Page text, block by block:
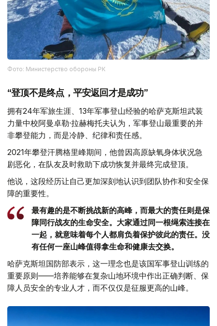
Фото: Министерство обороны РК
“登顶不是终点，平安返回才是成功”
拥有24年军旅生涯、13年军事登山经验的哈萨克斯坦武装
力量中校阿曼卓勒·拉赫梅托夫认为，军事登山最重要的并
非攀登能力，而是冷静、纪律和责任感。
2021年攀登汗腾格里峰期间，他曾因高原缺氧身体状况急
剧恶化，在队友及时救助下成功恢复并最终完成登顶。
他说，这段经历让自己更加深刻地认识到团队协作和安全保
障的重要性。
最有趣的是不断挑战新的高峰，而最大的责任则是保
障同行战友的生命安全。大家通过同一根绳索连接在
一起，就意味着每个人都肩负着保护彼此的责任。没
有任何一座山峰值得拿生命和健康去交换。
哈萨克斯坦国防部表示，这一理念也是该国军事登山训练的
重要原则——培养能够在复杂山地环境中作出正确判断、保
障人员安全的专业人才，而不仅仅是征服更高的山峰。